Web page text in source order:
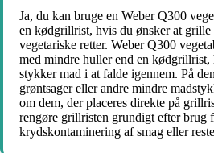
Ja, du kan bruge en Weber Q300
en kødgrillrist, hvis du ønsker at grille
vegetariske retter. Weber Q300
med mindre huller end en
stykker mad i at falde igennem. På
grøntsager eller andre mindre
om dem, der placeres direkte på
rengøre grillristen grundigt efter brug
krydskontaminering af smag eller